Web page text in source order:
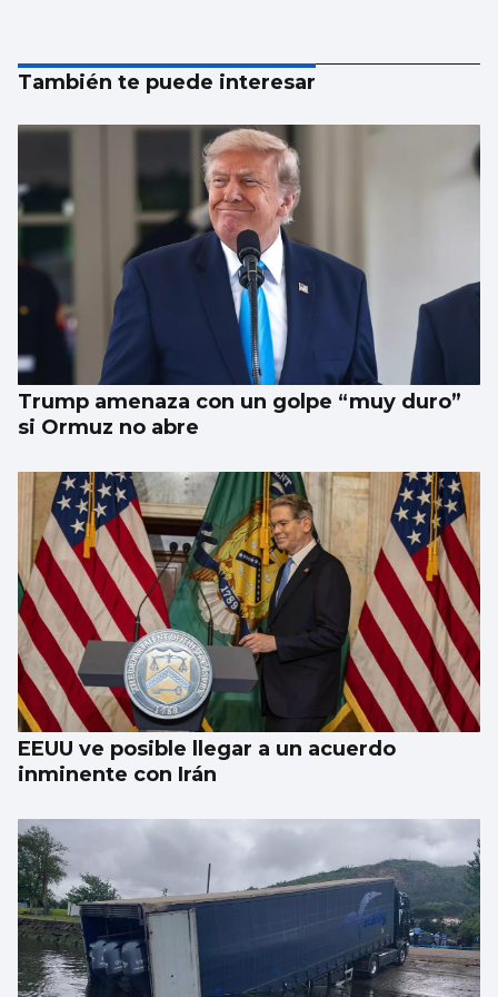
También te puede interesar
Trump amenaza con un golpe “muy duro”
si Ormuz no abre
EEUU ve posible llegar a un acuerdo
inminente con Irán